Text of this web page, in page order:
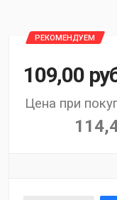
РЕКОМЕНДУЕМ
109,00
Цена при